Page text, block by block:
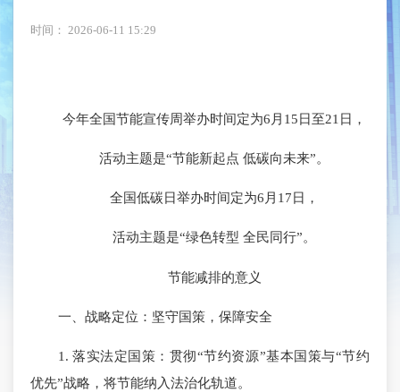
时间： 2026-06-11 15:29
今年全国节能宣传周举办时间定为6月15日至21日，
活动主题是“节能新起点 低碳向未来”。
全国低碳日举办时间定为6月17日，
活动主题是“绿色转型 全民同行”。
节能减排的意义
一、战略定位：坚守国策，保障安全
1. 落实法定国策：贯彻“节约资源”基本国策与“节约
优先”战略，将节能纳入法治化轨道。